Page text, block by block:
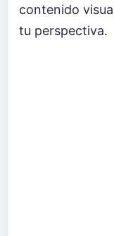
contenido
tu perspectiva.